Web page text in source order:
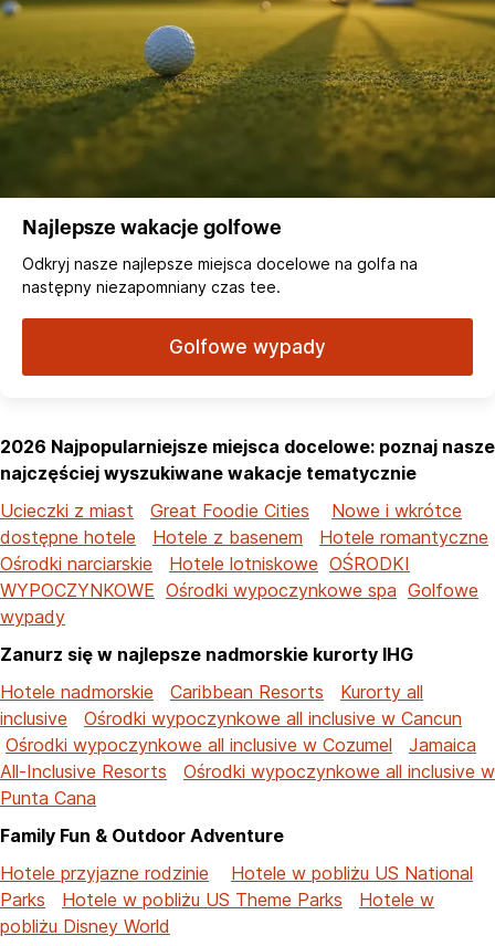
Najlepsze wakacje golfowe
Odkryj nasze najlepsze miejsca docelowe na golfa na
następny niezapomniany czas tee.
Golfowe wypady
2026 Najpopularniejsze miejsca docelowe: poznaj nasze
najczęściej wyszukiwane wakacje tematycznie
Ucieczki z miast
Great Foodie Cities
Nowe i wkrótce
dostępne hotele
Hotele z basenem
Hotele romantyczne
Ośrodki narciarskie
Hotele lotniskowe OŚRODKI
WYPOCZYNKOWE Ośrodki wypoczynkowe spa Golfowe
wypady
Zanurz się w najlepsze nadmorskie kurorty IHG
Hotele nadmorskie
Caribbean Resorts
Kurorty all
inclusive
Ośrodki wypoczynkowe all inclusive w Cancun
Ośrodki wypoczynkowe all inclusive w Cozumel
Jamaica
All-Inclusive Resorts
Ośrodki wypoczynkowe all inclusive w
Punta Cana
Family Fun & Outdoor Adventure
Hotele przyjazne rodzinie
Hotele w pobliżu US National
Parks
Hotele w pobliżu US Theme Parks
Hotele w
pobliżu Disney World